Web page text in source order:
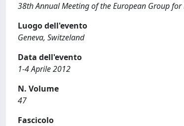
38th Annual Meeting of the European Group
Luogo dell'evento
Geneva, Switzeland
Data dell'evento
1-4 Aprile 2012
N. Volume
47
Fascicolo